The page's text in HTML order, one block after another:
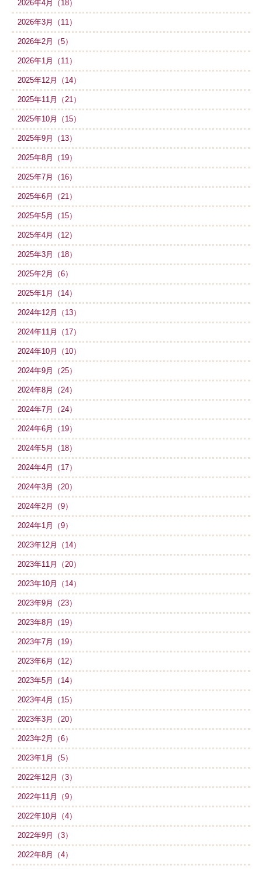
2026年4月（18）
2026年3月（11）
2026年2月（5）
2026年1月（11）
2025年12月（14）
2025年11月（21）
2025年10月（15）
2025年9月（13）
2025年8月（19）
2025年7月（16）
2025年6月（21）
2025年5月（15）
2025年4月（12）
2025年3月（18）
2025年2月（6）
2025年1月（14）
2024年12月（13）
2024年11月（17）
2024年10月（10）
2024年9月（25）
2024年8月（24）
2024年7月（24）
2024年6月（19）
2024年5月（18）
2024年4月（17）
2024年3月（20）
2024年2月（9）
2024年1月（9）
2023年12月（14）
2023年11月（20）
2023年10月（14）
2023年9月（23）
2023年8月（19）
2023年7月（19）
2023年6月（12）
2023年5月（14）
2023年4月（15）
2023年3月（20）
2023年2月（6）
2023年1月（5）
2022年12月（3）
2022年11月（9）
2022年10月（4）
2022年9月（3）
2022年8月（4）